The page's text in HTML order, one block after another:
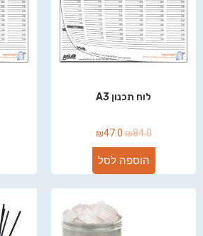
לוח תכנון A3
₪84.0
₪47.0
הוספה לסל